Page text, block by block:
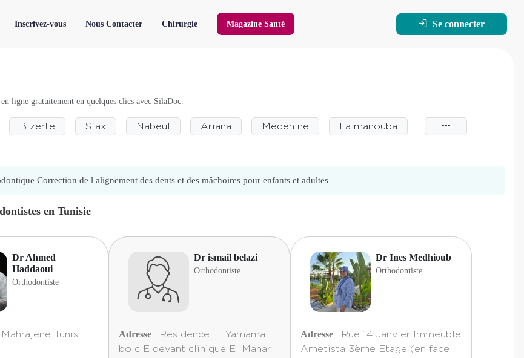
Inscrivez-vous Nous Contacter Chirurgie Magazine Santé Se connecter
ligne gratuitement en quelques clics avec SilaDoc.
Bizerte Sfax Nabeul Ariana Médenine La manouba
Correction de l alignement des dents et des mâchoires pour enfants et adultes
en Tunisie
Dr Ahmed
Haddaoui
Orthodontiste
Tunis
Dr ismail belazi
Orthodontiste
Adresse : Résidence El Yamama
bolc E devant clinique El Manar
Dr Ines Medhioub
Orthodontiste
Adresse : Rue 14 Janvier Immeuble
Ametista 3ème Etage (en face